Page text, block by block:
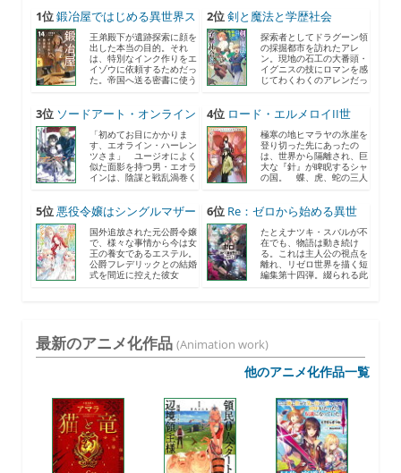
1位鍛冶屋ではじめる異世界ス
ロ...
王弟殿下が遺跡探索に顔を
出した本当の目的。それ
は、特別なインク作りをエ
イゾウに依頼するためだっ
た。帝国へ送る密書に使う
2位剣と魔法と学歴社会
8 〜...
探索者としてドラグーン領
の採掘都市を訪れたアレ
ン。現地の石工の大番頭・
イグニスの技にロマンを感
じてわくわくのアレンだっ
3位 ソードアート・オンライン
2...
「初めてお目にかかりま
す、エオライン・ハーレン
ツさま」 ユージオによく
似た面影を持つ男・エオラ
インは、陰謀と戦乱渦巻く
4位 ロード・エルメロイII世
の...
極寒の地ヒマラヤの氷崖を
登り切った先にあったの
は、世界から隔離され、巨
大な『針』が睥睨するシャ
の国。 蝶、虎、蛇の三人
5位悪役令嬢はシングルマザー
に...
国外追放された元公爵令嬢
で、様々な事情から今は女
王の養女であるエステル。
公爵フレデリックとの結婚
式を間近に控えた彼女
6位 Re：ゼロから始める異世
界...
たとえナツキ・スバルが不
在でも、物語は動き続け
る。これは主人公の視点を
離れ、リゼロ世界を描く短
編集第十四弾。綴られる此
最新のアニメ化作品 (Animation work)
他のアニメ化作品一覧